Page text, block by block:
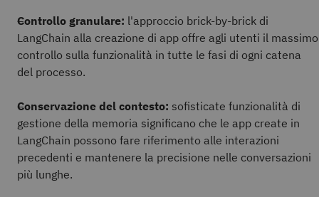
Controllo granulare: l'approccio brick-by-brick di
LangChain alla creazione di app offre agli utenti il massimo
controllo sulla funzionalità in tutte le fasi di ogni catena
del processo.
Conservazione del contesto: sofisticate funzionalità di
gestione della memoria significano che le app create in
LangChain possono fare riferimento alle interazioni
precedenti e mantenere la precisione nelle conversazioni
più lunghe.